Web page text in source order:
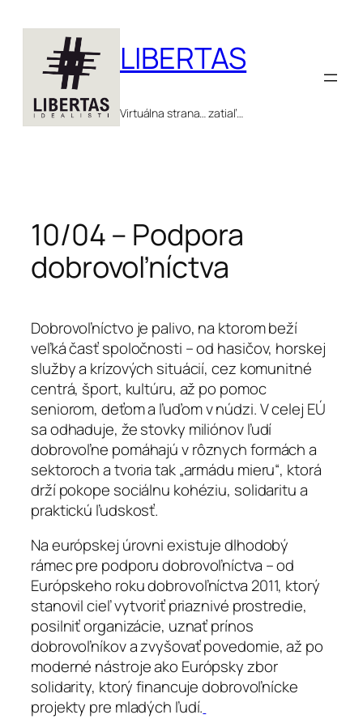
obsah
LIBERTAS
Virtuálna strana… zatiaľ…
10/04 – Podpora
dobrovoľníctva
Dobrovoľníctvo je palivo, na ktorom beží
veľká časť spoločnosti – od hasičov, horskej
služby a krízových situácií, cez komunitné
centrá, šport, kultúru, až po pomoc
seniorom, deťom a ľuďom v núdzi. V celej EÚ
sa odhaduje, že stovky miliónov ľudí
dobrovoľne pomáhajú v rôznych formách a
sektoroch a tvoria tak „armádu mieru“, ktorá
drží pokope sociálnu kohéziu, solidaritu a
praktickú ľudskosť.
Na európskej úrovni existuje dlhodobý
rámec pre podporu dobrovoľníctva – od
Európskeho roku dobrovoľníctva 2011, ktorý
stanovil cieľ vytvoriť priaznivé prostredie,
posilniť organizácie, uznať prínos
dobrovoľníkov a zvyšovať povedomie, až po
moderné nástroje ako Európsky zbor
solidarity, ktorý financuje dobrovoľnícke
projekty pre mladých ľudí.